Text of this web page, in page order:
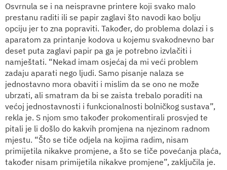
Osvrnula se i na neispravne printere koji svako malo
prestanu raditi ili se papir zaglavi što navodi kao bolju
opciju jer to zna popraviti. Također, do problema dolazi i s
aparatom za printanje kodova u kojemu svakodnevno bar
deset puta zaglavi papir pa ga je potrebno izvlačiti i
namještati. “Nekad imam osjećaj da mi veći problem
zadaju aparati nego ljudi. Samo pisanje nalaza se
jednostavno mora obaviti i mislim da se ono ne može
ubrzati, ali smatram da bi se zaista trebalo poraditi na
većoj jednostavnosti i funkcionalnosti bolničkog sustava”,
rekla je. S njom smo također prokomentirali prosvjed te
pitali je li došlo do kakvih promjena na njezinom radnom
mjestu. “Što se tiče odjela na kojima radim, nisam
primijetila nikakve promjene, a što se tiče povećanja plaća,
također nisam primijetila nikakve promjene”, zaključila je.